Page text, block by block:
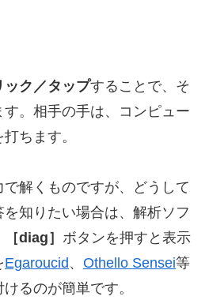
ック／タップすることで、そ
。相手の手は、コンピュー
ちます。
で解くものですが、どうして
知りたい場合は、解析ソフ
［diag］ ボタンを押すと表示
Egaroucid、 Othello Sensei等
るのが簡単です。